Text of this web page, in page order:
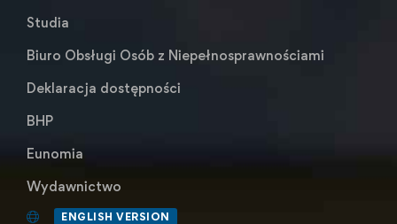
Studia
Biuro Obsługi Osób z Niepełnosprawnościami
Deklaracja dostępności
BHP
Eunomia
Wydawnictwo
ENGLISH VERSION